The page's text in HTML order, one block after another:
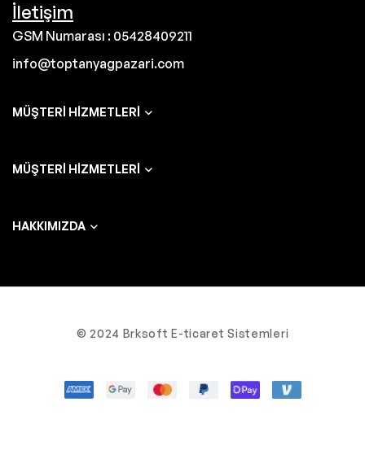
İletişim
GSM Numarası : 05428409211
info@toptanyagpazari.com
MÜŞTERI HIZMETLERI
MÜŞTERI HIZMETLERI
HAKKIMIZDA
© 2024 Brksoft E-ticaret Sistemleri